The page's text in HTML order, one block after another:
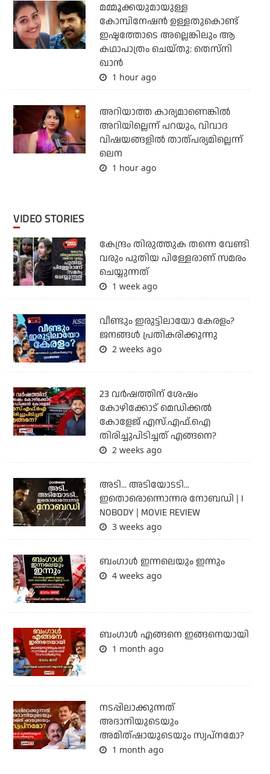
മമ്മൂക്കയുമായുള്ള
കോമ്പിനേഷൻ ഉള്ളതുകൊണ്ട്
ഇഷ്ടത്തോടെ അല്ലെങ്കിലും ആ
കഥാപാത്രം ചെയ്തു: തെസ്നി
ഖാൻ
1 hour ago
അറിയാത്ത കാര്യമാണെങ്കിൽ
അറിയില്ലെന്ന് പറയും, വിവാദ
വിഷയങ്ങളിൽ താത്പര്യമില്ലെന്ന്
ലെന
1 hour ago
VIDEO STORIES
കേന്ദ്രം തിരുത്തുക തന്നെ വേണ്ടി
വരും പുതിയ പിള്ളേരാണ് സമരം
ചെയ്യുന്നത്
1 week ago
വീണ്ടും ഇരുട്ടിലായോ കേരളം?
ജനങ്ങൾ പ്രതികരിക്കുന്നു
2 weeks ago
23 വർഷത്തിന് ശേഷം
കോഴിക്കോട് മെഡിക്കൽ
കോളേജ് എസ്.എഫ്.ഐ
തിരിച്ചുപിടിച്ചത് എങ്ങനെ?
2 weeks ago
അടി... അടിയോടടി...
ഇതൊരൊന്നൊന്നര നോബഡി | I
NOBODY | MOVIE REVIEW
3 weeks ago
ബംഗാള്‍ ഇന്നലെയും ഇന്നും
4 weeks ago
ബം​ഗാൾ എങ്ങനെ ഇങ്ങനെയായി
1 month ago
നടപ്പിലാക്കുന്നത്
അദാനിയുടെയും
അമിത്ഷായുടെയും സ്വപ്നമോ?
1 month ago